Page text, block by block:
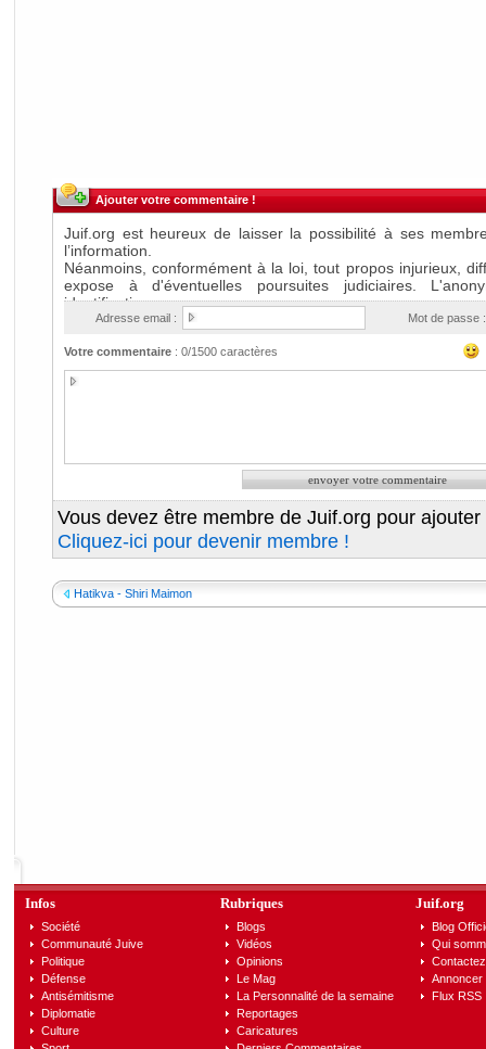
Ajouter votre commentaire !
Adresse email : Mot de passe :
Votre commentaire: 0/1500 caractères
Vous devez être membre de Juif.org pour
Cliquez-ici pour devenir membre !
Hatikva - Shiri Maimon
Infos
Société
Communauté Juive
Politique
Défense
Antisémitisme
Diplomatie
Culture
Rubriques
Blogs
Vidéos
Opinions
Le Mag
La Personnalité de la semaine
Reportages
Caricatures
Juif.org
Blog
Qui
Annoncer
Flux RSS